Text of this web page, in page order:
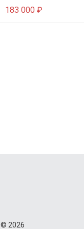
183 000 ₽
© 2026